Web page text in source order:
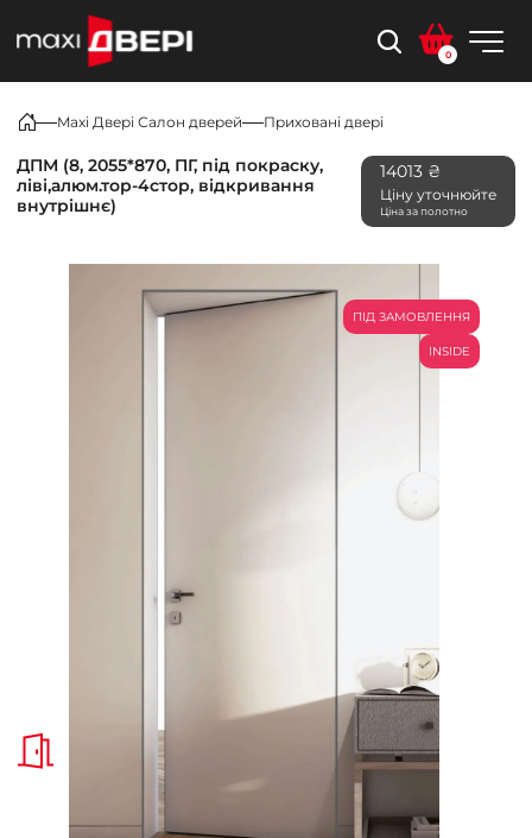
0
Maxi Двері Салон дверей Приховані двері
ДПМ (8, 2055*870, ПГ, під покраску,
ліві,алюм.тор-4стор, відкривання
внутрішнє)
14013 ₴
Ціну уточнюйте
Ціна за полотно
ПІД ЗАМОВЛЕННЯ
INSIDE